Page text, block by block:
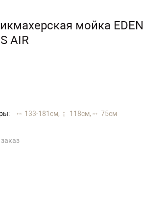
мойка EDEN
AIR
133-181 см, 118 см, 75 см